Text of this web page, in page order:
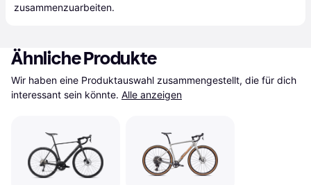
zusammenzuarbeiten.
Ähnliche Produkte
Wir haben eine Produktauswahl zusammengestellt, die für dich
interessant sein könnte. Alle anzeigen